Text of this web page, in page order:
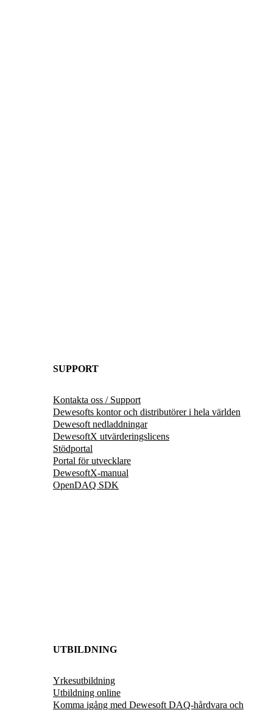
SUPPORT
Kontakta oss / Support
Dewesofts kontor och distributörer i hela världen
Dewesoft nedladdningar
DewesoftX utvärderingslicens
Stödportal
Portal för utvecklare
DewesoftX-manual
OpenDAQ SDK
UTBILDNING
Yrkesutbildning
Utbildning online
Komma igång med Dewesoft DAQ-hårdvara och